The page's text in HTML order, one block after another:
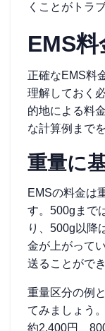
くことがトラ
EMS
正確なEMS料
理解しておく
的地による料
な計算例まで
重量に
EMSの料金は
す。500gまで
り、500g以降
金が上がって
送ることができ
重量区分の例
てみましょう
約2,400円、